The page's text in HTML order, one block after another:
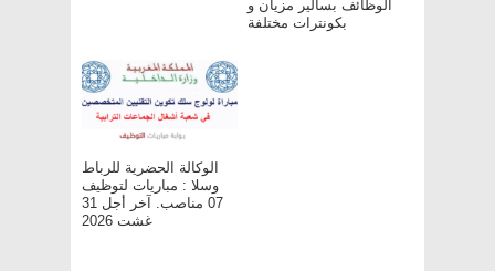
الوظائف بسالير مزيان و
بكونترات مختلفة
الوكالة الحضرية للرباط
وسلا : مباريات لتوظيف
07 مناصب. آخر أجل 31
غشت 2026